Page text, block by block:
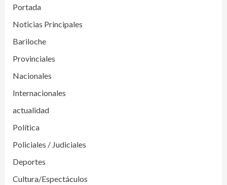
Portada
Noticias Principales
Bariloche
Provinciales
Nacionales
Internacionales
actualidad
Política
Policiales / Judiciales
Deportes
Cultura/Espectáculos